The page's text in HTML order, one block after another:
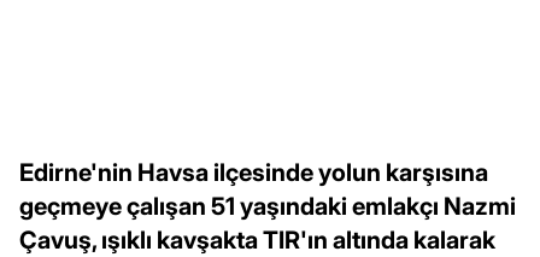
Edirne'nin Havsa ilçesinde yolun karşısına
geçmeye çalışan 51 yaşındaki emlakçı Nazmi
Çavuş, ışıklı kavşakta TIR'ın altında kalarak